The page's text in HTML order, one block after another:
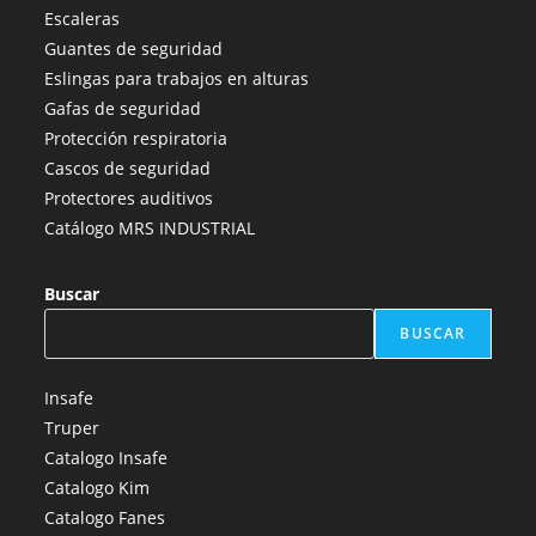
nueva
pestaña
una
pestaña
una
nueva
pestaña
Escaleras
Guantes de seguridad
Eslingas para trabajos en alturas
Gafas de seguridad
Protección respiratoria
Cascos de seguridad
Protectores auditivos
Catálogo MRS INDUSTRIAL
Buscar
BUSCAR
Insafe
Truper
Catalogo Insafe
Catalogo Kim
Catalogo Fanes